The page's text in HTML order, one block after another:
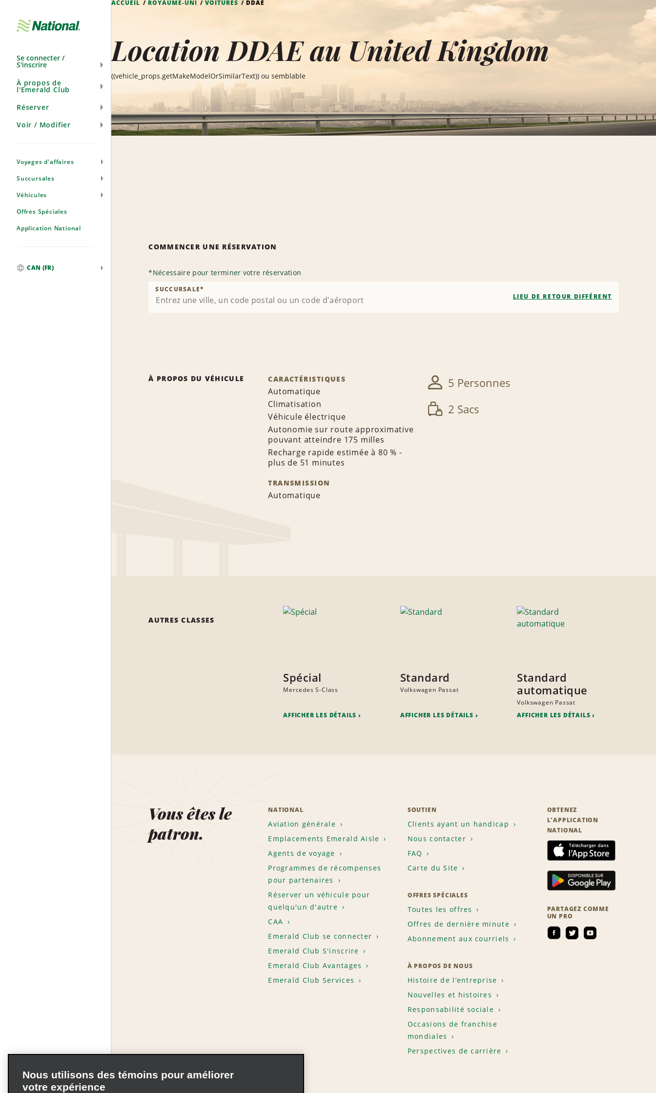
navigation
Se connecter /
S'inscrire
À propos de
l'Emerald Club
Réserver
Voir / Modifier
Voyages d'affaires
Succursales
Véhicules
Offres Spéciales
Application National
CAN (FR)
ACCUEIL ROYAUME-UNI VOITURES DDAE
Location DDAE au United Kingdom
((vehicle_props.getMakeModelOrSimilarText)) ou semblable
COMMENCER UNE RÉSERVATION
*Nécessaire pour terminer votre réservation
SUCCURSALE*
LIEU DE RETOUR DIFFÉRENT
À PROPOS DU VÉHICULE CARACTÉRISTIQUES
Automatique
Climatisation
Véhicule électrique
Autonomie sur route approximative
pouvant atteindre 175 milles
Recharge rapide estimée à 80 % -
plus de 51 minutes
TRANSMISSION
Automatique
5 Personnes
2 Sacs
AUTRES CLASSES
Spécial
Mercedes S-Class
AFFICHER LES DÉTAILS
Standard
Volkswagen Passat
AFFICHER LES DÉTAILS
Standard
automatique
Volkswagen Passat
AFFICHER LES DÉTAILS
Vous êtes le
patron.
NATIONAL
Aviation générale
Emplacements Emerald Aisle
Agents de voyage
Programmes de récompenses
pour partenaires
Réserver un véhicule pour
quelqu'un d'autre
CAA
Emerald Club se connecter
Emerald Club S'inscrire
Emerald Club Avantages
Emerald Club Services
SOUTIEN
Clients ayant un handicap
Nous contacter
FAQ
Carte du Site
OFFRES SPÉCIALES
Toutes les offres
Offres de dernière minute
Abonnement aux courriels
À PROPOS DE NOUS
Histoire de l’entreprise
Nouvelles et histoires
Responsabilité sociale
Occasions de franchise
mondiales
Perspectives de carrière
OBTENEZ
L'APPLICATION
NATIONAL
PARTAGEZ COMME
UN PRO
Nous utilisons des témoins pour améliorer
votre expérience